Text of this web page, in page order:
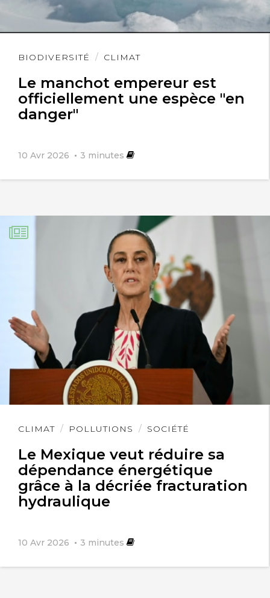
BIODIVERSITÉ CLIMAT
Le manchot empereur est
officiellement une espèce "en
danger"
10 Avr 2026 3 minutes
Lire
CLIMAT POLLUTIONS SOCIÉTÉ
Le Mexique veut réduire sa
dépendance énergétique
grâce à la décriée fracturation
hydraulique
10 Avr 2026 3 minutes
Lire